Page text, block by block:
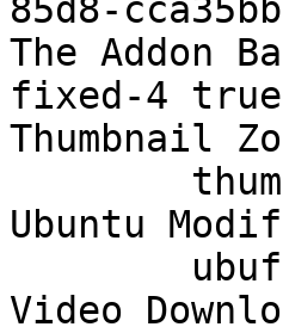
85d8-
The Addon
fixed-4
true
Thumbnail
Ubuntu
Video